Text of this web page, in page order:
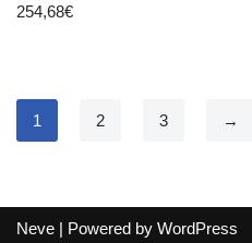
254,68€
1 2 3 →
Neve | Powered by WordPress